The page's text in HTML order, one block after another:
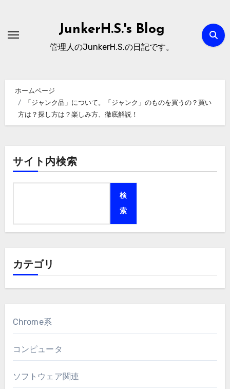
JunkerH.S.'s Blog
管理人のJunkerH.S.の日記です。
ホームページ
「ジャンク品」について。「ジャンク」のものを買うの？買い
方は？探し方は？楽しみ方、徹底解説！
サイト内検索
検
索
カテゴリ
Chrome系
コンピュータ
ソフトウェア関連